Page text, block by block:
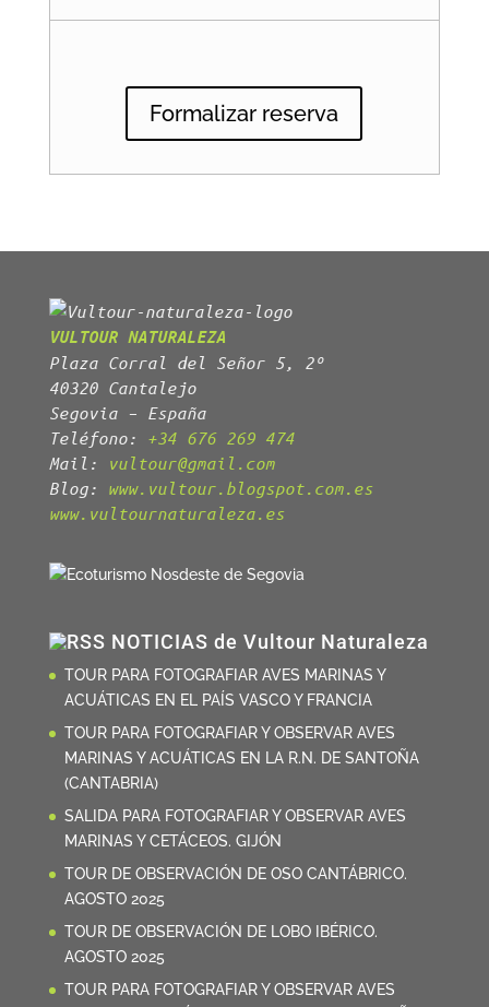
Formalizar reserva
VULTOUR NATURALEZA
Plaza Corral del Señor 5, 2º
40320 Cantalejo
Segovia – España
Teléfono: +34 676 269 474
Mail:
vultour@gmail.com
Blog: www.vultour.blogspot.com.es
www.vultournaturaleza.es
NOTICIAS de Vultour Naturaleza
TOUR PARA FOTOGRAFIAR AVES MARINAS Y
ACUÁTICAS EN EL PAÍS VASCO Y FRANCIA
TOUR PARA FOTOGRAFIAR Y OBSERVAR AVES
MARINAS Y ACUÁTICAS EN LA R.N. DE SANTOÑA
(CANTABRIA)
SALIDA PARA FOTOGRAFIAR Y OBSERVAR AVES
MARINAS Y CETÁCEOS. GIJÓN
TOUR DE OBSERVACIÓN DE OSO CANTÁBRICO.
AGOSTO 2025
TOUR DE OBSERVACIÓN DE LOBO IBÉRICO.
AGOSTO 2025
TOUR PARA FOTOGRAFIAR Y OBSERVAR AVES